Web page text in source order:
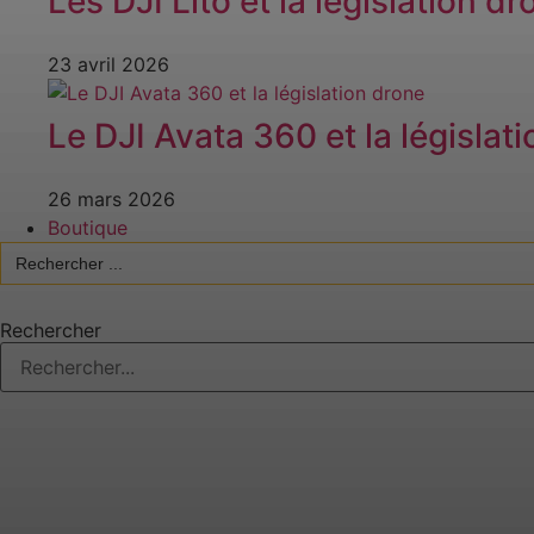
23 avril 2026
Le DJI Avata 360 et la
26 mars 2026
Boutique
Search
for:
Rechercher